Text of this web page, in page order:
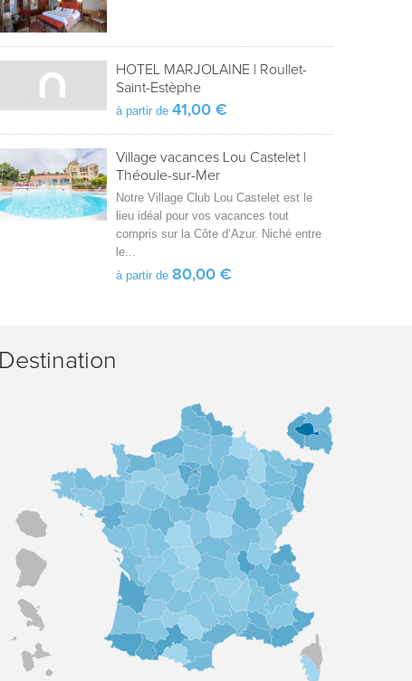
HOTEL MARJOLAINE
Roullet-
Saint-Estèphe
à partir de 41,00 €
Village vacances Lou Castelet
Théoule-sur-Mer
Notre Village Club Lou Castelet est le
lieu idéal pour vos vacances tout
compris sur la Côte d’Azur. Niché entre
le...
à partir de 80,00 €
Destination